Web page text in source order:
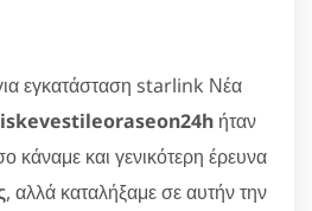
εγκατάσταση starlink Νέα
ήταν
και γενικότερη έρευνα
, αλλά καταλήξαμε σε αυτήν την